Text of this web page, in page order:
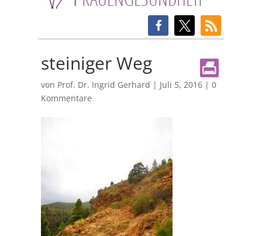
steiniger Weg
von Prof. Dr. Ingrid Gerhard | Juli 5, 2016| 0
Kommentare